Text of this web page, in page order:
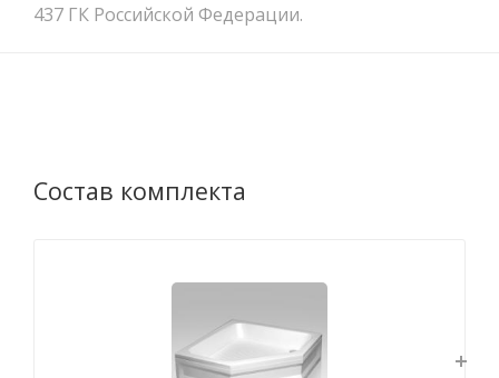
437 ГК Российской Федерации.
Состав комплекта